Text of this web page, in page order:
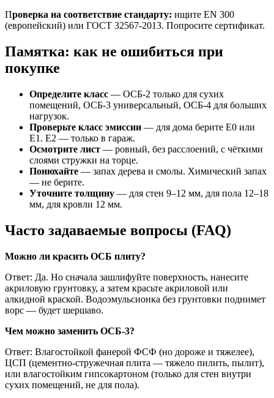
Проверка на соответствие стандарту: ищите EN 300
(европейский) или ГОСТ 32567-2013. Попросите сертификат.
Памятка: как не ошибиться при
покупке
Определите класс — ОСБ-2 только для сухих
помещений, ОСБ-3 универсальный, ОСБ-4 для больших
нагрузок.
Проверьте класс эмиссии — для дома берите Е0 или
Е1. Е2 — только в гараж.
Осмотрите лист — ровный, без расслоений, с чёткими
слоями стружки на торце.
Понюхайте — запах дерева и смолы. Химический запах
— не берите.
Уточните толщину — для стен 9–12 мм, для пола 12–18
мм, для кровли 12 мм.
Часто задаваемые вопросы (FAQ)
Можно ли красить ОСБ плиту?
Ответ: Да. Но сначала зашлифуйте поверхность, нанесите
акриловую грунтовку, а затем красьте акриловой или
алкидной краской. Водоэмульсионка без грунтовки поднимет
ворс — будет шершаво.
Чем можно заменить ОСБ-3?
Ответ: Влагостойкой фанерой ФСФ (но дороже и тяжелее),
ЦСП (цементно-стружечная плита — тяжело пилить, пылит),
или влагостойким гипсокартоном (только для стен внутри
сухих помещений, не для пола).